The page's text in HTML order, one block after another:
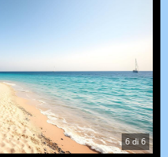
6di6